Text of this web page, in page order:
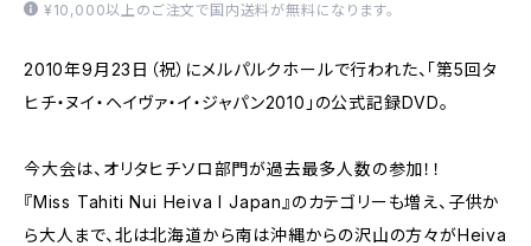
¥10,000以上のご注文で国内送料が無料になります。
2010年9月23日（祝）にメルパルクホールで行われた、「第5回タ
ヒチ・ヌイ・ヘイヴァ・イ・ジャパン2010」の公式記録DVD。
今大会は、オリタヒチソロ部門が過去最多人数の参加！！
『Miss Tahiti Nui Heiva I Japan』のカテゴリーも増え、子供か
ら大人まで、北は北海道から南は沖縄からの沢山の方々がHeiva